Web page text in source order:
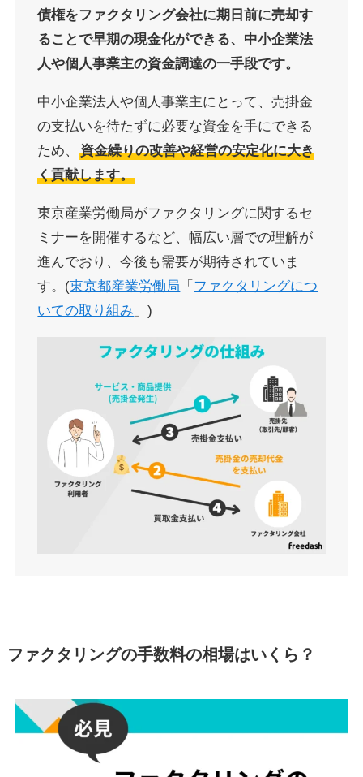
債権をファクタリング会社に期日前に売却す
ることで早期の現金化ができる、中小企業法
人や個人事業主の資金調達の一手段です。
中小企業法人や個人事業主にとって、売掛金
の支払いを待たずに必要な資金を手にできる
ため、資金繰りの改善や経営の安定化に大き
く貢献します。
東京産業労働局がファクタリングに関するセ
ミナーを開催するなど、幅広い層での理解が
進んでおり、今後も需要が期待されていま
す。(東京都産業労働局 「 ファクタリングにつ
いての取り組み 」)
ファクタリングの手数料の相場はいくら？